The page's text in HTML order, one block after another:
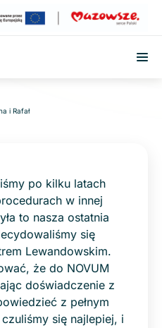
i Rafał
po kilku latach
w innej
to nasza ostatnia
się
Lewandowskim.
że do NOVUM
doświadczenie z
z pełnym
się najlepiej, i